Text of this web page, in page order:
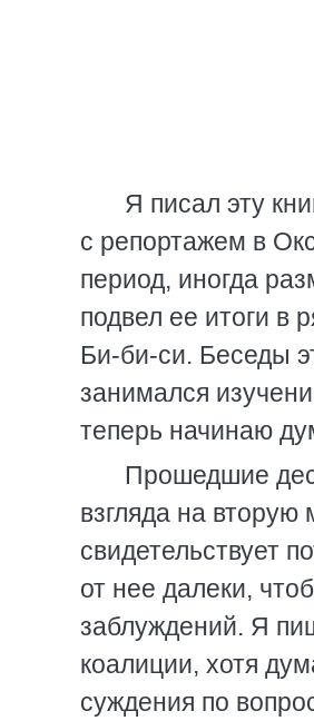
Я писал эту
с репортажем в
период, иногда
подвел ее итоги в
Би-би-си. Беседы
занимался
теперь начинаю
Прошедшие
взгляда на
свидетельствует
от нее далеки,
заблуждений. Я
коалиции, хотя
суждения по